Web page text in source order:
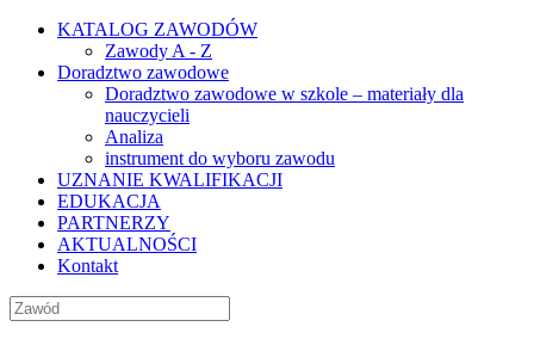
KATALOG ZAWODÓW
Zawody A - Z
Doradztwo zawodowe
Doradztwo zawodowe w szkole – materiały dla
nauczycieli
Analiza
instrument do wyboru zawodu
UZNANIE KWALIFIKACJI
EDUKACJA
PARTNERZY
AKTUALNOŚCI
Kontakt